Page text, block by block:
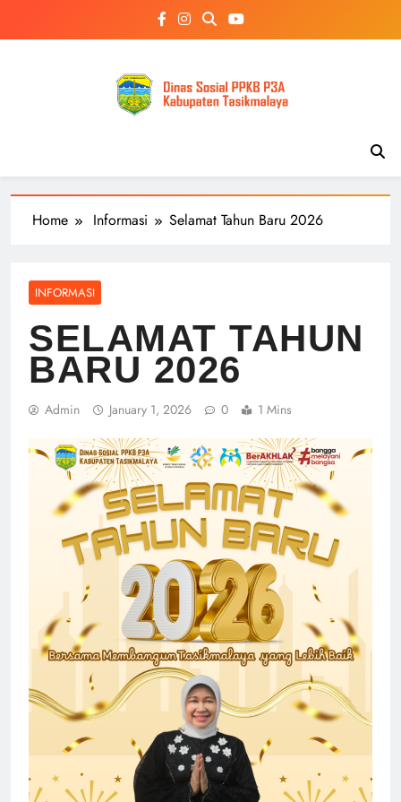
Home Informasi Selamat Tahun Baru 2026
INFORMASI
SELAMAT TAHUN
BARU 2026
Admin January 1, 2026 0 1 Mins